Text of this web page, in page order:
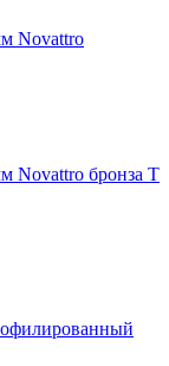
Novattro
Novattro бронза Т